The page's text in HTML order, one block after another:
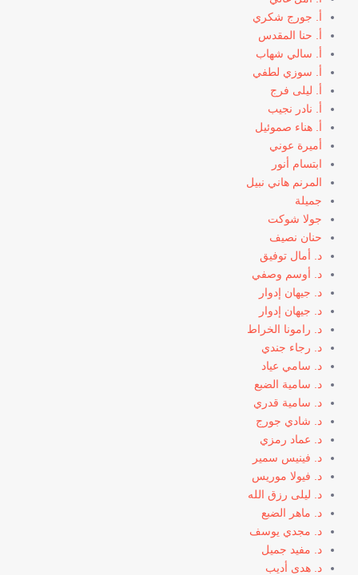
أ. جورج شكري
أ. حنا المقدس
أ. سالي شهاب
أ. سوزي لطفي
أ. ليلى فرج
أ. نادر نجيب
أ. هناء صموئيل
أميرة عوني
ابتسام أنور
المرنم هاني نبيل
جميلة
جولا شوكت
حنان نصيف
د. أمال توفيق
د. أوسم وصفي
د. جيهان إدوار
د. جيهان إدوار
د. رامونا الخراط
د. رجاء جندي
د. سامي عياد
د. سامية الضبع
د. سامية قدري
د. شادي جورج
د. عماد رمزي
د. فينيس سمير
د. فيولا موريس
د. ليلى رزق الله
د. ماهر الضبع
د. مجدي يوسف
د. مفيد جميل
د. هدى أديب